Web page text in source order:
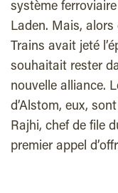
système
Laden. Mais, alors
Trains avait jeté
souhaitait rester
nouvelle alliance.
d’Alstom, eux,
Rajhi, chef de file
premier appel